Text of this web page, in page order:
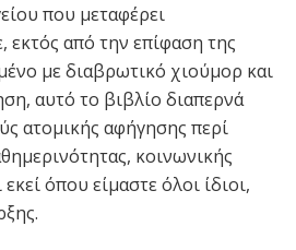
που μεταφέρει
εκτός από την επίφαση της
με διαβρωτικό χιούμορ και
αυτό το βιβλίο διαπερνά
ατομικής αφήγησης περί
κοινωνικής
όπου είμαστε όλοι ίδιοι,